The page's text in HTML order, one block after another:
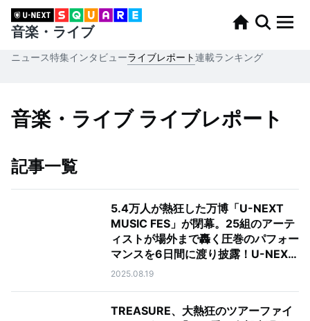
音楽・ライブ
ニュース特集インタビューライブレポート連載ランキング
音楽・ライブ ライブレポート
記事一覧
5.4万人が熱狂した万博「U-NEXT
MUSIC FES」が閉幕。25組のアーテ
ィストが場外まで轟く圧巻のパフォー
マンスを6日間に渡り披露！U-NEXT
で後日ライブ配信決定
2025.08.19
TREASURE、大熱狂のツアーファイ